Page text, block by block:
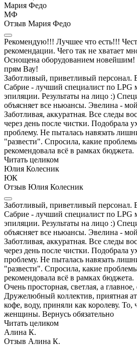
Мария Федо
МФ
Отзыв Мария Федо
Рекомендую!!! Лучшее что есть!!!
рекомендации. Чего так не хватает
Оснощена оборудованием новейшим!
прям Вау!
Заботливый, приветливый персонал.
Сабрие - лучший специалист по LPG
эпиляции. Результаты на лицо :)
объясняет все ньюансы. Эвелина -
Заботливая, аккуратная. Все следы
через день после чистки. Подобрала
проблему. Не пыталась навязать
"развести". Спросила, какие
рекомендовала всё в рамках бюджета.
Читать целиком
Юлия Колесник
ЮК
Отзыв Юлия Колесник
Заботливый, приветливый персонал.
Сабрие - лучший специалист по LPG
эпиляции. Результаты на лицо :)
объясняет все ньюансы. Эвелина -
Заботливая, аккуратная. Все следы
через день после чистки. Подобрала
проблему. Не пыталась навязать
"развести". Спросила, какие
рекомендовала всё в рамках бюджета.
Очень просторная, светлая, а
Дружелюбный коллектив, приятная
кофе, воду, приняли как королеву. То,
женщины. Вернусь обязательно
Читать целиком
Алина К.
Отзыв Алина К.